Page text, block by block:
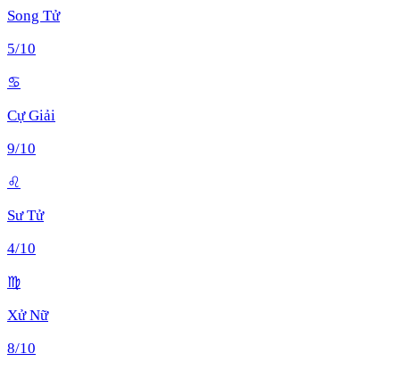
Song Tử
5/10
♋
Cự Giải
9/10
♌
Sư Tử
4/10
♍
Xử Nữ
8/10